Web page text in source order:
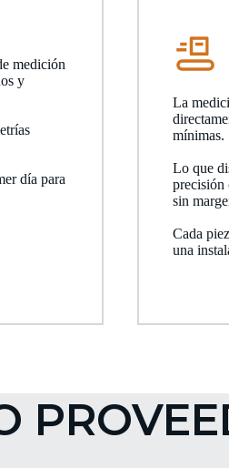
medición
y
día para
La
mínimas.
Lo que
precisión
sin
Cada
una